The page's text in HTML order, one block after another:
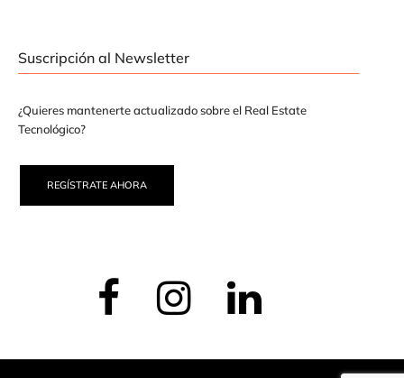
Suscripción al Newsletter
¿Quieres mantenerte actualizado sobre el Real Estate
Tecnológico?
REGÍSTRATE AHORA